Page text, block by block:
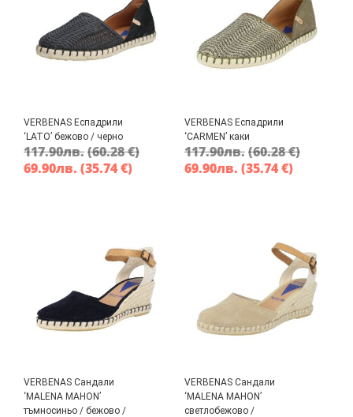
VERBENAS Еспадрили
‘LATO’ бежово / черно
117.90лв.(60.28 €)
69.90лв. (35.74 €)
VERBENAS Еспадрили
‘CARMEN’ каки
117.90лв.(60.28 €)
69.90лв. (35.74 €)
VERBENAS Сандали
‘MALENA MAHON’
тъмносиньо / бежово /
VERBENAS Сандали
‘MALENA MAHON’
светлобежово /